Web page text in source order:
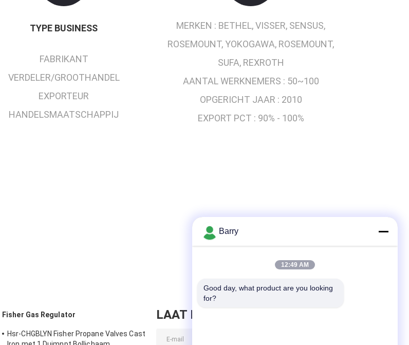
TYPE BUSINESS
FABRIKANT
VERDELER/GROOTHANDEL
EXPORTEUR
HANDELSMAATSCHAPPIJ
MERKEN : BETHEL, VISSER, SENSUS,
ROSEMOUNT, YOKOGAWA, ROSEMOUNT,
SUFA, REXROTH
AANTAL WERKNEMERS : 50~100
OPGERICHT JAAR : 2010
EXPORT PCT : 90% - 100%
Fisher Gas Regulator
Hsr-CHGBLYN Fisher Propane Valves Cast
LAAT BERICHT ACHTER
Barry
12:49 AM
Good day, what product are you looking
for?